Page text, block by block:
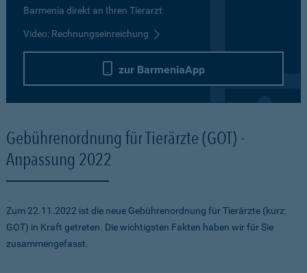
Barmenia direkt an Ihren Tierarzt.
Video: Rechnungseinreichung
zur BarmeniaApp
Gebührenordnung für Tierärzte (GOT) -
Anpassung 2022
Zum 22.11.2022 ist die neue Gebührenordnung für Tierärzte (kurz:
GOT) in Kraft getreten. Die wichtigsten Fakten haben wir für Sie
zusammengefasst.